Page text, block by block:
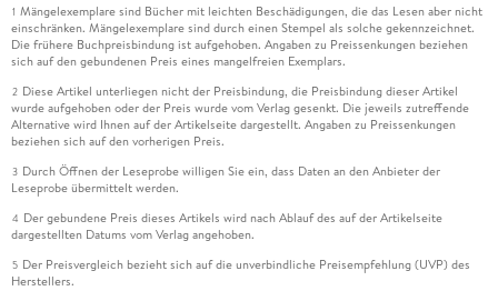
1 Mängelexemplare sind Bücher mit leichten Beschädigungen, die das Lesen aber nicht
einschränken. Mängelexemplare sind durch einen Stempel als solche gekennzeichnet.
Die frühere Buchpreisbindung ist aufgehoben. Angaben zu Preissenkungen beziehen
sich auf den gebundenen Preis eines mangelfreien Exemplars.
2 Diese Artikel unterliegen nicht der Preisbindung, die Preisbindung dieser Artikel
wurde aufgehoben oder der Preis wurde vom Verlag gesenkt. Die jeweils zutreffende
Alternative wird Ihnen auf der Artikelseite dargestellt. Angaben zu Preissenkungen
beziehen sich auf den vorherigen Preis.
3 Durch Öffnen der Leseprobe willigen Sie ein, dass Daten an den Anbieter der
Leseprobe übermittelt werden.
4 Der gebundene Preis dieses Artikels wird nach Ablauf des auf der Artikelseite
dargestellten Datums vom Verlag angehoben.
5 Der Preisvergleich bezieht sich auf die unverbindliche Preisempfehlung (UVP) des
Herstellers.